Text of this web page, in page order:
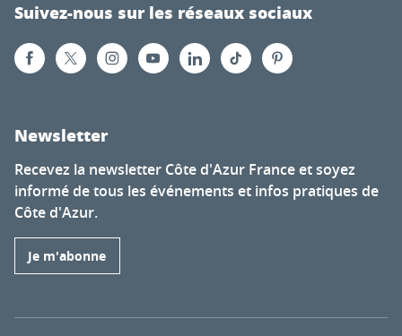
Suivez-nous sur les réseaux sociaux
Newsletter
Recevez la newsletter Côte d'Azur France et soyez
informé de tous les événements et infos pratiques de
Côte d'Azur.
Je m'abonne